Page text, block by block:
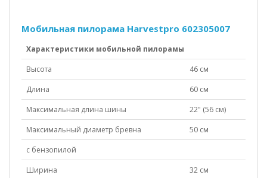
Мобильная пилорама Harvestpro 602305007
Характеристики мобильной пилорамы
Высота
46 см
Длина
60 см
Максимальная длина шины
22" (56 см)
Максимальный диаметр бревна
50 см
с бензопилой
Ширина
32 см